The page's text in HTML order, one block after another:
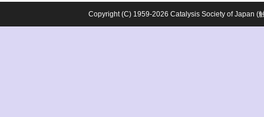
Copyright (C) 1959-2026 Catalysis Society of Japan (